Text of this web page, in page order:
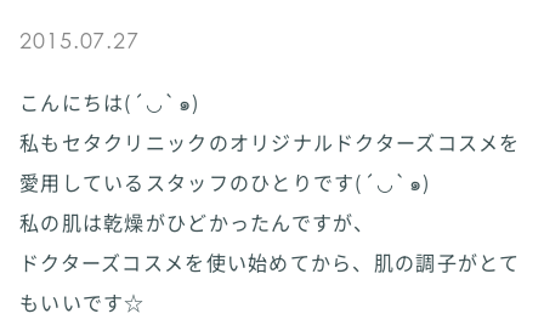
2015.07.27
こんにちは(´◡`๑)
私もセタクリニックのオリジナルドクターズコスメを
愛用しているスタッフのひとりです(´◡`๑)
私の肌は乾燥がひどかったんですが、
ドクターズコスメを使い始めてから、肌の調子がとて
もいいです☆